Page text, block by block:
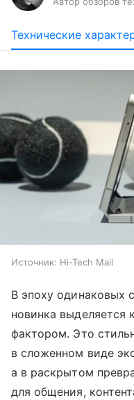
Технические
Источник: Hi-Tech Mail
В эпоху одинаковых
новинка
фактором. Это
в сложенном виде
а в раскрытом
для общения,